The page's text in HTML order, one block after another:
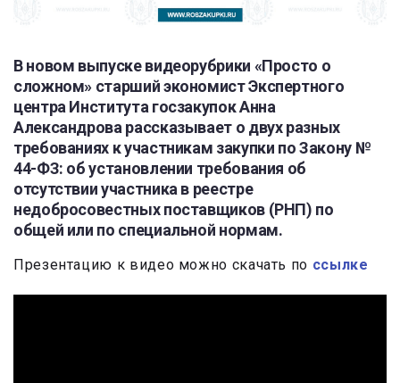
В новом выпуске видеорубрики «Просто о
сложном» старший экономист Экспертного
центра Института госзакупок Анна
Александрова рассказывает о двух разных
требованиях к участникам закупки по Закону №
44-ФЗ: об установлении требования об
отсутствии участника в реестре
недобросовестных поставщиков (РНП) по
общей или по специальной нормам.
Презентацию к видео можно скачать по ссылке